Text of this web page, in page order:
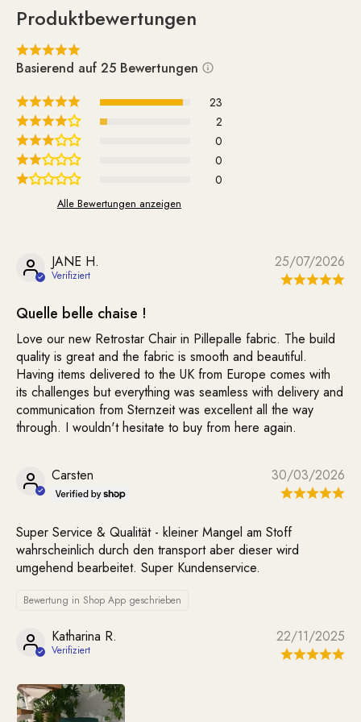
Produktbewertungen
Basierend auf 25 Bewertungen
23
2
0
0
0
Alle Bewertungen anzeigen
25/07/2026
JANE H.
Quelle belle chaise !
Love our new Retrostar Chair in Pillepalle fabric. The build
quality is great and the fabric is smooth and beautiful.
Having items delivered to the UK from Europe comes with
its challenges but everything was seamless with delivery and
communication from Sternzeit was excellent all the way
through. I wouldn't hesitate to buy from here again.
30/03/2026
Carsten
Super Service & Qualität - kleiner Mangel am Stoff
wahrscheinlich durch den transport aber dieser wird
umgehend bearbeitet. Super Kundenservice.
Bewertung in Shop App geschrieben
22/11/2025
Katharina R.